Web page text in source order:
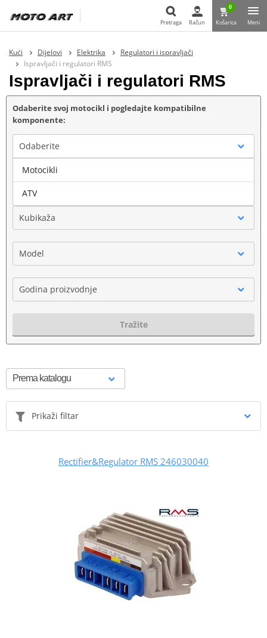
Pretraga Račun
0
Košarica Meni
Kući Dijelovi Elektrika
Regulatori i ispravljači
Ispravljači i regulatori RMS
Ispravljači i regulatori RMS
Odaberite svoj motocikl i pogledajte kompatibilne
komponente:
Odaberite
Marka
Kubikaža
Model
Godina proizvodnje
Tražite
Prikaži filtar
Rectifier&Regulator RMS 246030040
Motocikli
ATV